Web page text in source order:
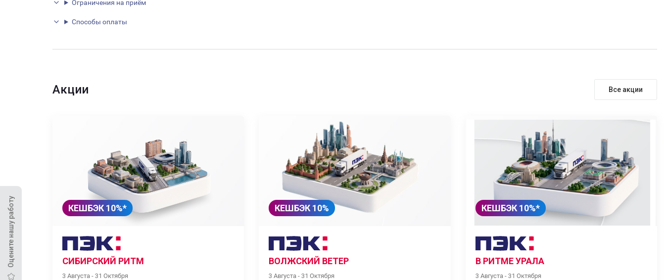
Оцените нашу работу
Ограничения на приём
Способы оплаты
Акции Все акции
КЕШБЭК 10%*
СИБИРСКИЙ РИТМ
3 Августа - 31 Октября
КЕШБЭК 10%
ВОЛЖСКИЙ ВЕТЕР
3 Августа - 31 Октября
КЕШБЭК 10%*
В РИТМЕ УРАЛА
3 Августа - 31 Октября